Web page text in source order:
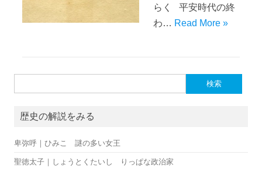
らく 平安時代の終
わ… Read More »
歴史の解説をみる
卑弥呼｜ひみこ 謎の多い女王
聖徳太子｜しょうとくたいし りっぱな政治家